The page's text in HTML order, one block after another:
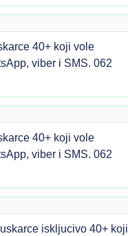
40+ koji vole
viber i SMS. 062
40+ koji vole
viber i SMS. 062
iskljucivo 40+ koji